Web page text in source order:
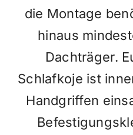
die Montage
hinaus
Dachträger.
Schlafkoje ist
Handgriffen